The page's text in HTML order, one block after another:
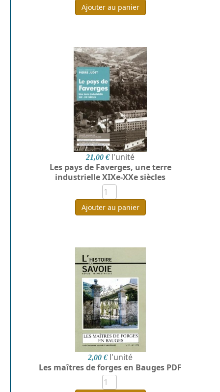
Ajouter au panier
21,00 € l'unité
Les pays de Faverges, une terre
industrielle XIXe-XXe siècles
Ajouter au panier
2,00 € l'unité
Les maîtres de forges en Bauges PDF